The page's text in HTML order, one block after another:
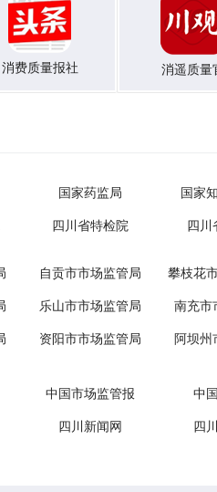
消费质量报社 消遥质量
国家药监局 国家
四川省特检院 四川
自贡市市场监管局 攀枝花
乐山市市场监管局 南充市
资阳市市场监管局 阿坝州
中国市场监管报 中
四川新闻网 四